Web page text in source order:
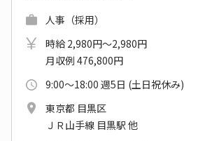
人事（採用）
時給 2,980円～2,980円
月収例 476,800円
9:00～18:00 週5日 (土日祝休み)
東京都 目黒区
ＪＲ山手線 目黒駅 他